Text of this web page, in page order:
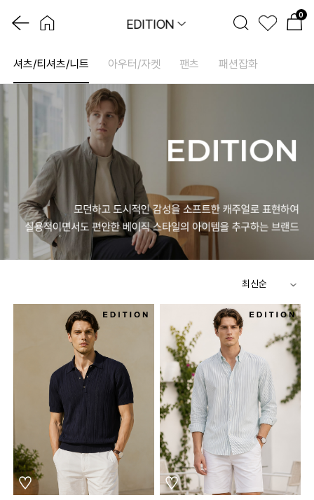
0
EDITION
셔츠/티셔츠/니트 아우터/자켓 팬츠 패션잡화